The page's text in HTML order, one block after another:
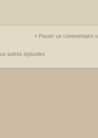
» Poster un commentaire
autres épisodes